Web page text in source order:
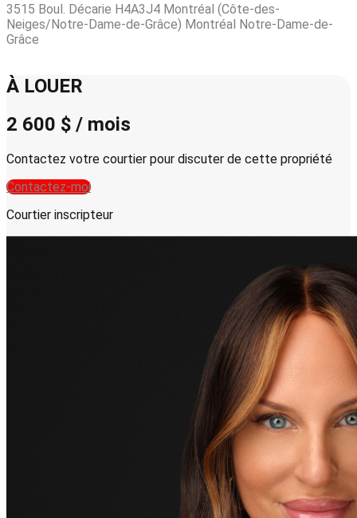
3515 Boul. Décarie H4A3J4 Montréal (Côte-des-
Neiges/Notre-Dame-de-Grâce) Montréal Notre-Dame-de-
Grâce
+
À LOUER
2 600 $ / mois
Contactez votre courtier pour discuter de cette propriété
Contactez-moi
Courtier inscripteur